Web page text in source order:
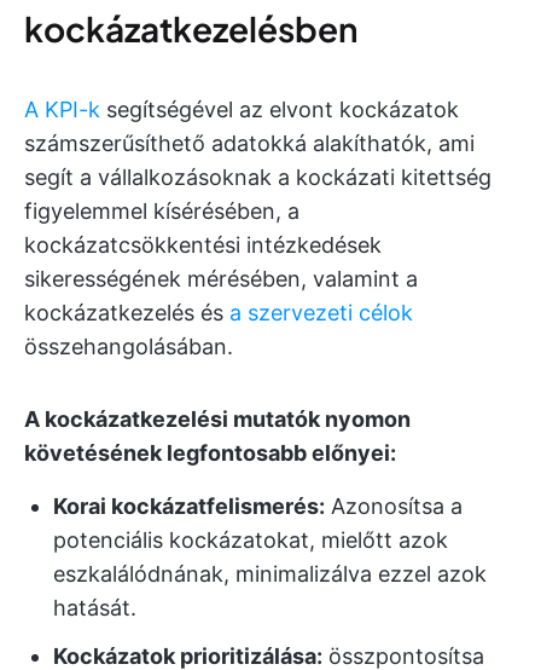
kockázatkezelésben
A KPI-k segítségével az elvont kockázatok
számszerűsíthető adatokká alakíthatók, ami
segít a vállalkozásoknak a kockázati kitettség
figyelemmel kísérésében, a
kockázatcsökkentési intézkedések
sikerességének mérésében, valamint a
kockázatkezelés és a szervezeti célok
összehangolásában.
A kockázatkezelési mutatók nyomon
követésének legfontosabb előnyei:
Korai kockázatfelismerés: Azonosítsa a
potenciális kockázatokat, mielőtt azok
eszkalálódnának, minimalizálva ezzel azok
hatását.
Kockázatok prioritizálása: összpontosítsa